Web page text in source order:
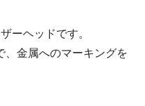
ーヘッドです。
、金属へのマーキングを